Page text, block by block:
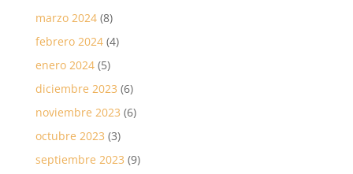
marzo 2024(8)
febrero 2024(4)
enero 2024(5)
diciembre 2023 (6)
noviembre 2023 (6)
octubre 2023 (3)
septiembre 2023 (9)